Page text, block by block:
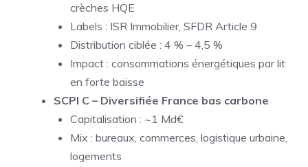
crèches HQE
Labels : ISR Immobilier, SFDR Article 9
Distribution ciblée : 4 % – 4,5 %
Impact : consommations énergétiques par lit
en forte baisse
SCPI C – Diversifiée France bas carbone
Capitalisation : ~1 Md€
Mix : bureaux, commerces, logistique urbaine,
logements